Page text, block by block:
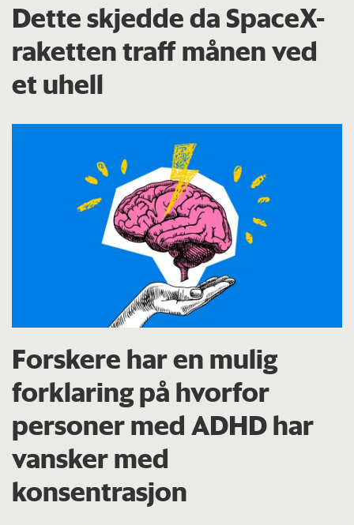
Dette skjedde da SpaceX-
raketten traff månen ved
et uhell
Forskere har en mulig
forklaring på hvorfor
personer med ADHD har
vansker med
konsentrasjon